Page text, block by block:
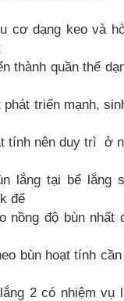
cơ dạng keo và
thành quần thể
phát triển mạnh,
tính nên duy trì ở
lắng tại bể lắng
để
nồng độ bùn
bùn hoạt tính
2 có nhiệm vụ